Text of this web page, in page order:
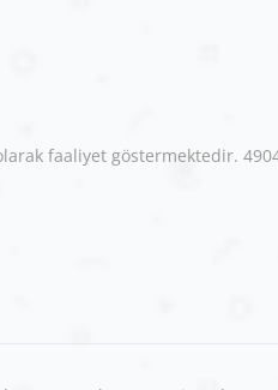
faaliyet göstermektedir.